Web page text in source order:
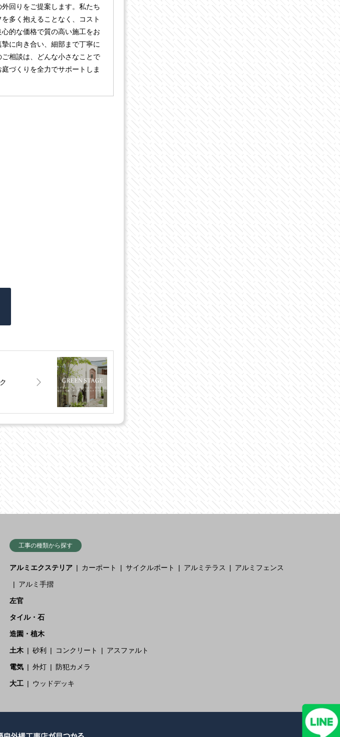
回りをご提案します。私たち
多く抱えることなく、コスト
的な価格で質の高い施工をお
に向き合い、細部まで丁寧に
相談は、どんな小さなことで
づくりを全力でサポートしま
工事の種類から探す
アルミエクステリア カーポート サイクルポート アルミテラス アルミフェンス
アルミ手摺
左官
タイル・石
造園・植木
土木 砂利 コンクリート アスファルト
電気 外灯 防犯カメラ
大工 ウッドデッキ